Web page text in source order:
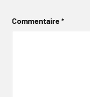
Commentaire*